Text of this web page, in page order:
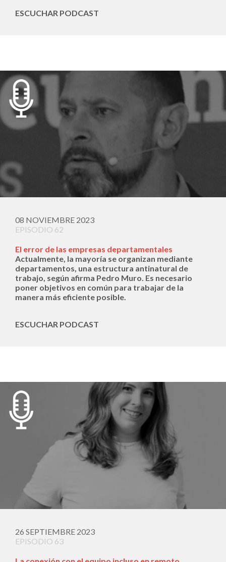
ESCUCHAR PODCAST
08 NOVIEMBRE 2023
EPISODIO 62
El error de las empresas departamentales
Actualmente, la mayoría se organizan mediante
departamentos, una estructura antinatural de
trabajo, según afirma Pedro Muro. Es necesario
poner objetivos en común para trabajar de la
manera más eficiente posible.
ESCUCHAR PODCAST
26 SEPTIEMBRE 2023
EPISODIO 63